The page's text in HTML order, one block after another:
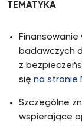
TEMATYKA
badawczych
z
się na stronie
Szczególne
wspierające